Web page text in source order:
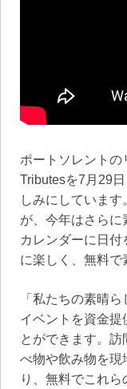
ポートソレントの
Tributesを7月29
しみにしていま
が、今年はさらに
カレンダーに日
に楽しく、無料で
「私たちの素晴
イベントを資金提
とができます。
べ物や飲み物を現
り、無料でこれ